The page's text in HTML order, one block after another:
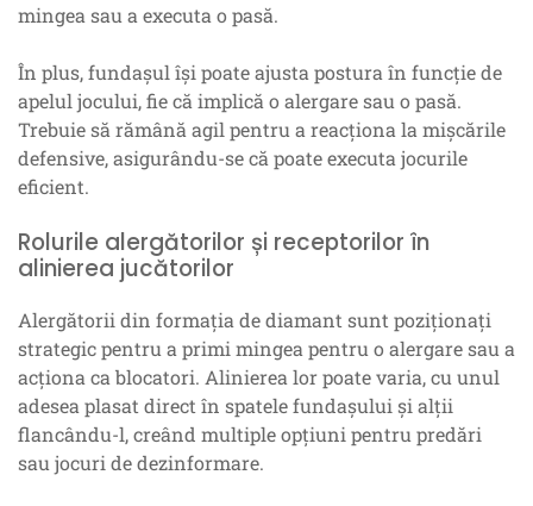
mingea sau a executa o pasă.
În plus, fundașul își poate ajusta postura în funcție de
apelul jocului, fie că implică o alergare sau o pasă.
Trebuie să rămână agil pentru a reacționa la mișcările
defensive, asigurându-se că poate executa jocurile
eficient.
Rolurile alergătorilor și receptorilor în
alinierea jucătorilor
Alergătorii din formația de diamant sunt poziționați
strategic pentru a primi mingea pentru o alergare sau a
acționa ca blocatori. Alinierea lor poate varia, cu unul
adesea plasat direct în spatele fundașului și alții
flancându-l, creând multiple opțiuni pentru predări
sau jocuri de dezinformare.